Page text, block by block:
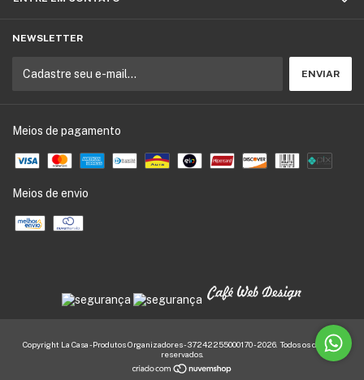
NEWSLETTER
Meios de pagamento
Meios de envio
Copyright La Casa - Produtos Organizadores - 37242255000170 - 2026. Todos os direitos
reservados.